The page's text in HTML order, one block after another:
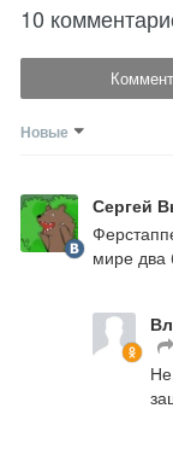
10
Новые
Сергей
мире два